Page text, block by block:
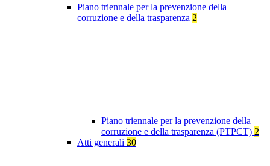
Piano triennale per la prevenzione della
corruzione e della trasparenza 2
Piano triennale per la prevenzione della
corruzione e della trasparenza (PTPCT) 2
Atti generali 30